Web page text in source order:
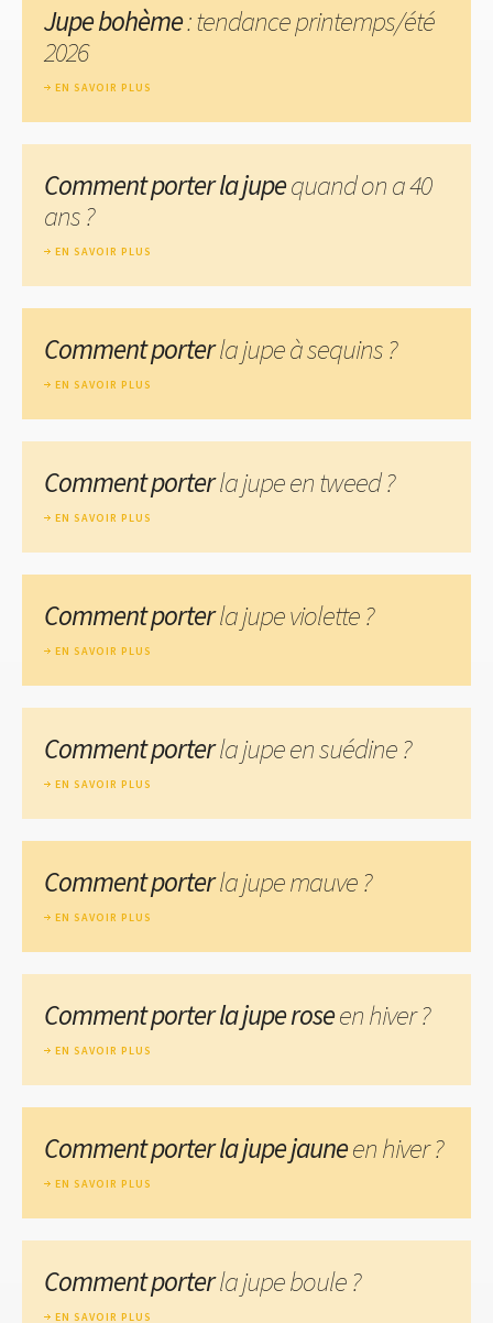
Jupe bohème: tendance printemps/été
2026
EN SAVOIR PLUS
Comment porter la jupequand on a 40
ans ?
EN SAVOIR PLUS
Comment porterla jupe à sequins ?
EN SAVOIR PLUS
Comment porterla jupe en tweed ?
EN SAVOIR PLUS
Comment porterla jupe violette ?
EN SAVOIR PLUS
Comment porterla jupe en suédine ?
EN SAVOIR PLUS
Comment porterla jupe mauve ?
EN SAVOIR PLUS
Comment porter la jupe roseen hiver ?
EN SAVOIR PLUS
Comment porter la jupe jauneen hiver ?
EN SAVOIR PLUS
Comment porterla jupe boule ?
EN SAVOIR PLUS